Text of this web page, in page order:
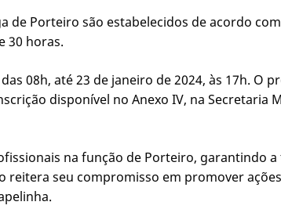
Porteiro são estabelecidos de acordo
30 horas.
08h, até 23 de janeiro de 2024, às 17h. O
disponível no Anexo IV, na Secretaria
na função de Porteiro, garantindo
reitera seu compromisso em promover